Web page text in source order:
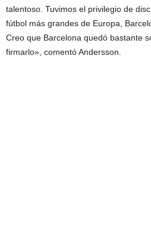
talentoso. Tuvimos el privilegio de
fútbol más grandes de Europa,
Creo que Barcelona quedó bastante
firmarlo», comentó Andersson.